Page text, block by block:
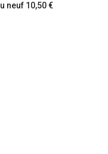
neuf 10,50 €